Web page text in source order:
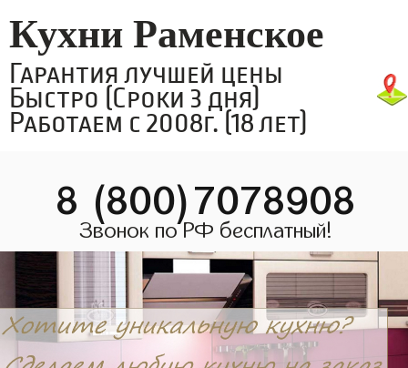
Кухни Раменское
Гарантия лучшей цены
Быстро (Сроки 3 дня)
Работаем с 2008г. (18 лет)
8 (800)7078908
Звонок по РФ бесплатный!